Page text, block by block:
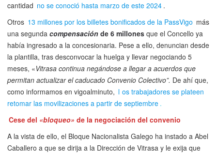
cantidad no se conoció hasta marzo de este 2024 .
Otros 13 millones por los billetes bonificados de la PassVigo más
una segunda compensación de 6 millones que el Concello ya
había ingresado a la concesionaria. Pese a ello, denuncian desde
la plantilla, tras desconvocar la huelga y llevar negociando 5
meses, «Vitrasa continua negándose a llegar a acuerdos que
permitan actualizar el caducado Convenio Colectivo”. De ahí que,
como informamos en vigoalminuto, l os trabajadores se plateen
retomar las movilizaciones a partir de septiembre .
Cese del «bloqueo» de la negociación del convenio
A la vista de ello, el Bloque Nacionalista Galego ha instado a Abel
Caballero a que se dirija a la Dirección de Vitrasa y le exija que